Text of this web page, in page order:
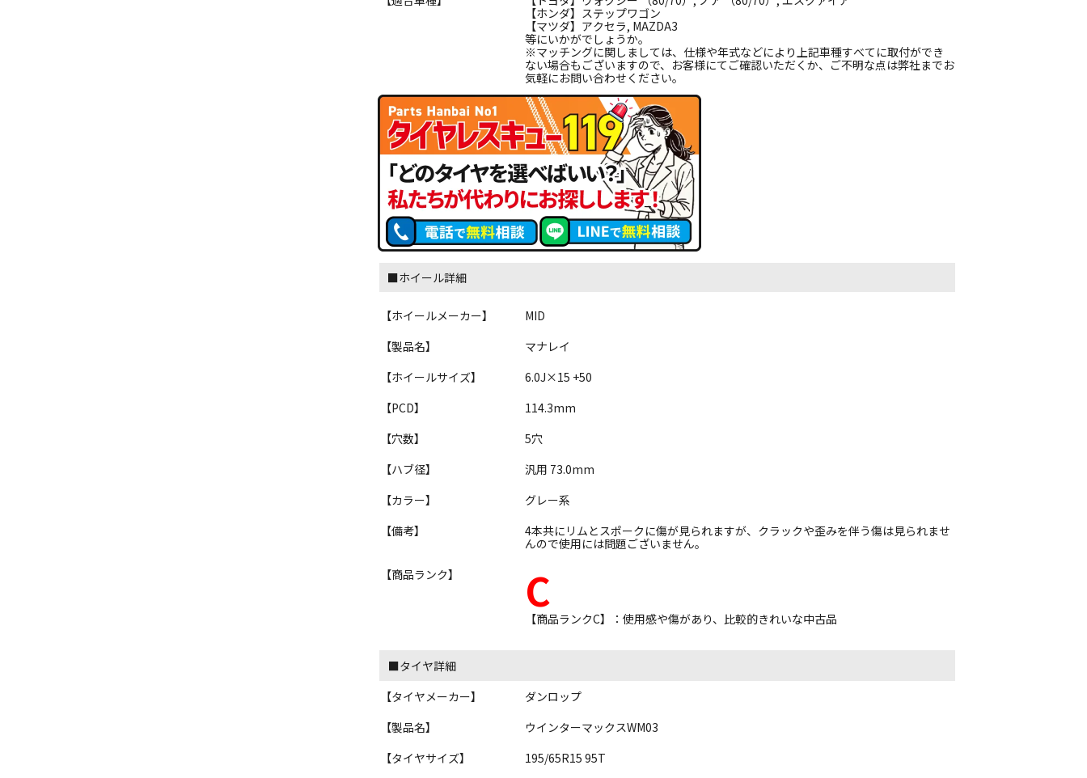
【ホンダ】ステップワゴン
【マツダ】アクセラ, MAZDA3
等にいかがでしょうか。
※マッチングに関しましては、仕様や年式などにより上記車種すべてに取付ができ
ない場合もございますので、お客様にてご確認いただくか、ご不明な点は弊社までお
気軽にお問い合わせください。
■ホイール詳細
【ホイールメーカー】
MID
【製品名】
マナレイ
【ホイールサイズ】
6.0J×15 +50
【PCD】
114.3mm
【穴数】
5穴
【ハブ径】
汎用 73.0mm
【カラー】
グレー系
【備考】
4本共にリムとスポークに傷が見られますが、クラックや歪みを伴う傷は見られませ
んので使用には問題ございません。
【商品ランク】
C
【商品ランクC】：使用感や傷があり、比較的きれいな中古品
■タイヤ詳細
【タイヤメーカー】
ダンロップ
【製品名】
ウインターマックスWM03
【タイヤサイズ】
195/65R15 95T